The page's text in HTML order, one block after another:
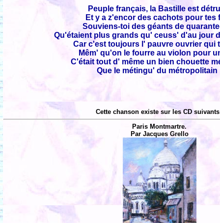
Peuple français, la Bastille est
Et y a z'encor des cachots pour tes
Souviens-toi des géants de
Qu'étaient plus grands qu' ceuss' d'au jour
Car c'est toujours l' pauvre ouvrier qui
Mêm' qu'on le fourre au violon pour
C'était tout d' même un bien chouette
Que le métingu' du métropolitain
Cette chanson existe sur les CD
Paris Montmartre.
Par Jacques Grello